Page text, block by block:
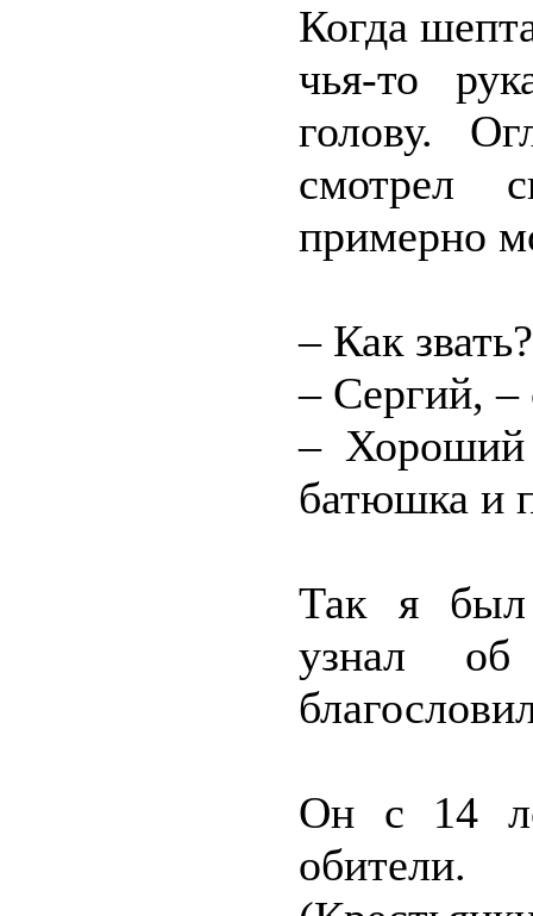
Когда
чья-то
голову.
смотрел
примерно
– Как
– Сергий, –
– Хороший
батюшка и
Так я был
узнал
Он с 14